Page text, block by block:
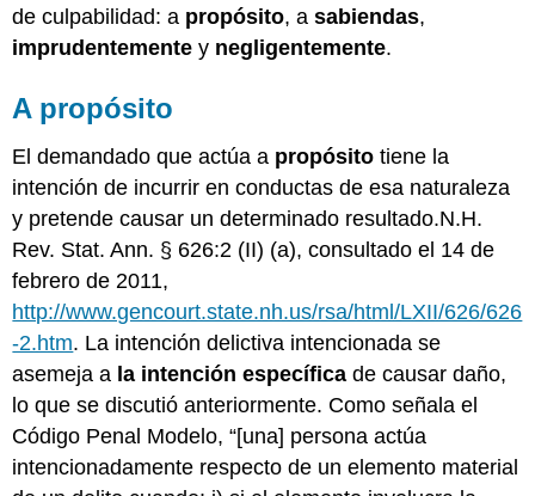
de culpabilidad: a propósito, asabiendas,
imprudentemente y negligentemente.
A propósito
El demandado que actúa a propósito tiene la
intención de incurrir en conductas de esa naturaleza
y pretende causar un determinado resultado.N.H.
Rev. Stat. Ann. § 626:2 (II) (a), consultado el 14 de
febrero de 2011,
http://www.gencourt.state.nh.us/rsa/html/LXII/626/626
-2.htm. La intención delictiva intencionada se
asemeja a la intención específica de causar daño,
lo que se discutió anteriormente. Como señala el
Código Penal Modelo, “[una] persona actúa
intencionadamente respecto de un elemento material